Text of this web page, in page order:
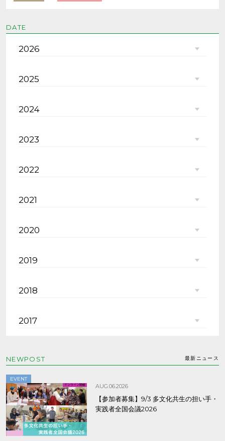
DATE
2026
2025
2024
2023
2022
2021
2020
2019
2018
2017
NEWPOST 最新ニュース
EVENT
AUG.06.2026
【参加者募集】9/3 多文化共生の担い手・
実践者全国会議2026